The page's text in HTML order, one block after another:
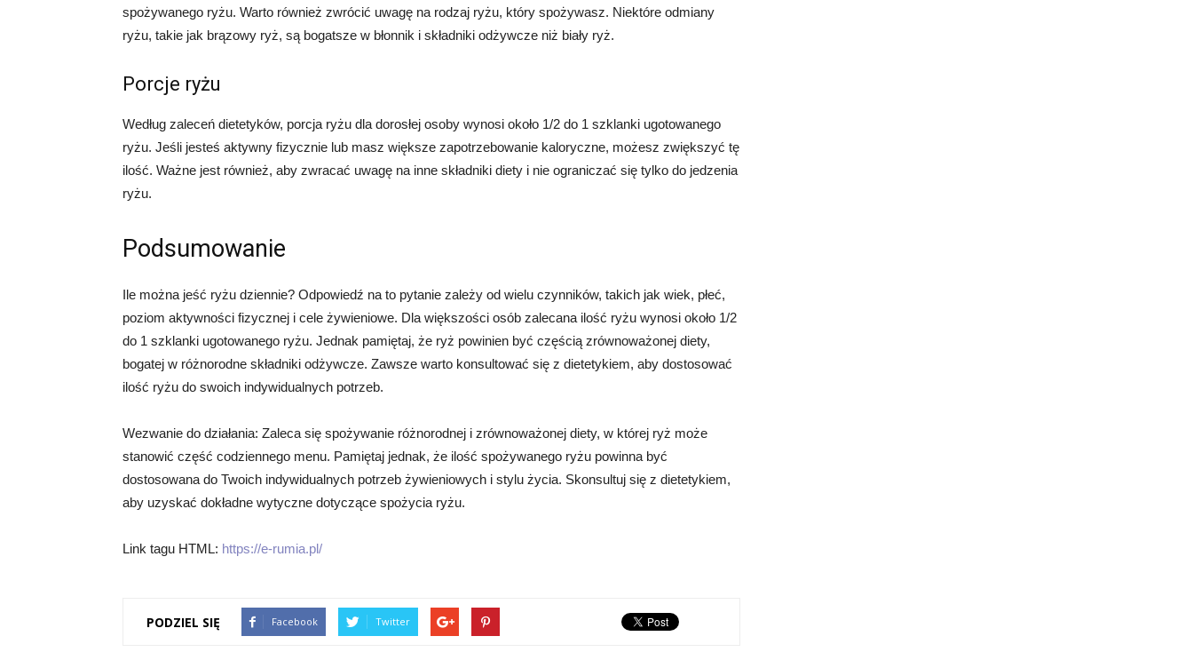
spożywanego ryżu. Warto również zwrócić uwagę na rodzaj ryżu, który spożywasz. Niektóre odmiany
ryżu, takie jak brązowy ryż, są bogatsze w błonnik i składniki odżywcze niż biały ryż.
Porcje ryżu
Według zaleceń dietetyków, porcja ryżu dla dorosłej osoby wynosi około 1/2 do 1 szklanki ugotowanego
ryżu. Jeśli jesteś aktywny fizycznie lub masz większe zapotrzebowanie kaloryczne, możesz zwiększyć tę
ilość. Ważne jest również, aby zwracać uwagę na inne składniki diety i nie ograniczać się tylko do jedzenia
ryżu.
Podsumowanie
Ile można jeść ryżu dziennie? Odpowiedź na to pytanie zależy od wielu czynników, takich jak wiek, płeć,
poziom aktywności fizycznej i cele żywieniowe. Dla większości osób zalecana ilość ryżu wynosi około 1/2
do 1 szklanki ugotowanego ryżu. Jednak pamiętaj, że ryż powinien być częścią zrównoważonej diety,
bogatej w różnorodne składniki odżywcze. Zawsze warto konsultować się z dietetykiem, aby dostosować
ilość ryżu do swoich indywidualnych potrzeb.
Wezwanie do działania: Zaleca się spożywanie różnorodnej i zrównoważonej diety, w której ryż może
stanowić część codziennego menu. Pamiętaj jednak, że ilość spożywanego ryżu powinna być
dostosowana do Twoich indywidualnych potrzeb żywieniowych i stylu życia. Skonsultuj się z dietetykiem,
aby uzyskać dokładne wytyczne dotyczące spożycia ryżu.
Link tagu HTML: https://e-rumia.pl/
PODZIEL SIĘ Facebook Twitter